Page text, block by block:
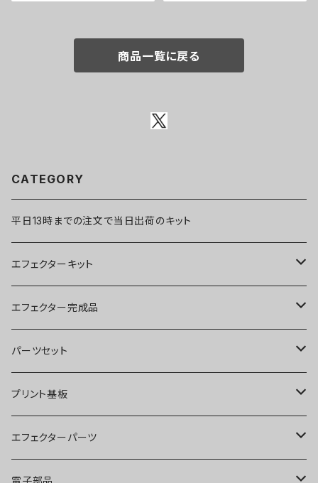
商品一覧に戻る
CATEGORY
平日13時までの注文で当日出荷のキット
エフェクターキット
ブースター
オーバードライブ
ディストーション
ファズ
プリアンプ
エフェクター完成品
ブースター
オーバードライブ
ディストーション
ファズ
パーツセット
ブースター
オーバードライブ
ディストーション
プリント基板
オーバードライブ
ディストーション
エフェクターパーツ
スイッチ
電子部品